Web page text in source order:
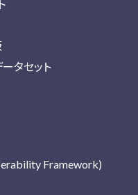
タセット
Framework)